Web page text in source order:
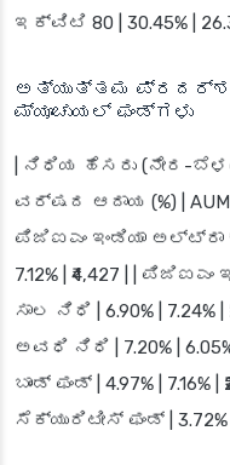
ಇಕ್ವಿಟಿ 80 | 30.45% |
ಅತ್ಯುತ್ತಮ ಪ್ರದರ್ಶನ
ಮ್ಯೂಚುಯಲ್ ಫಂಡ್‌ಗಳು
| ನಿಧಿಯ ಹೆಸರು (ನೇರ-
ವರ್ಷದ ಆದಾಯ (%) | AUM
ಪಿಜಿಐಎಂ ಇಂಡಿಯಾ ಅಲ್ಟ್ರಾ
7.12% | ₹4,427 | |
ಸಾಲ ನಿಧಿ | 6.90% |
ಅವಧಿ ನಿಧಿ | 7.20% |
ಬಾಂಡ್ ಫಂಡ್ | 4.97% |
ಸೆಕ್ಯುರಿಟೀಸ್ ಫಂಡ್ | 3.72% |